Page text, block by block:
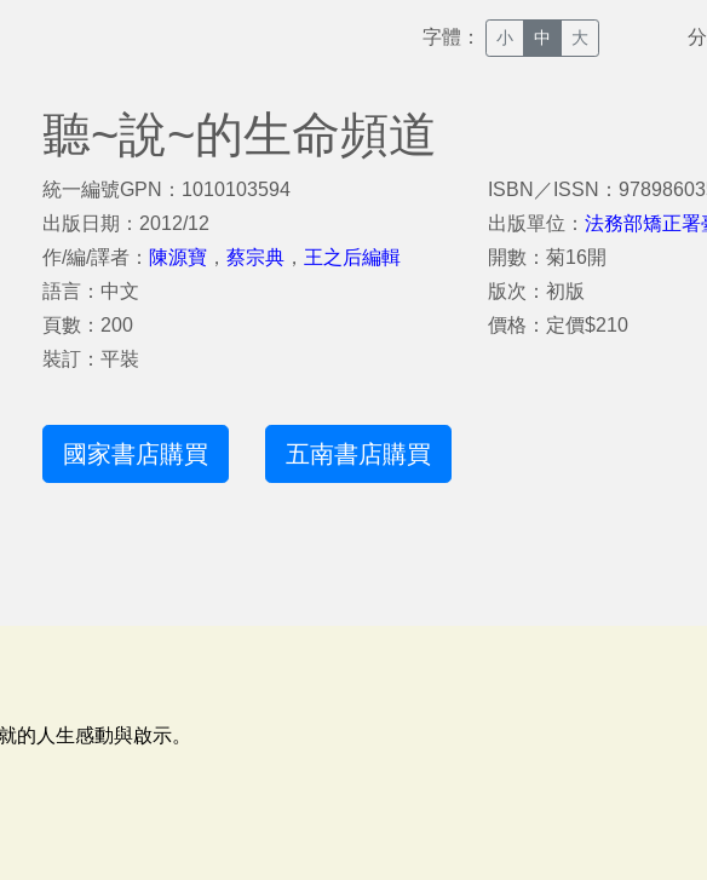
字體： 小 中 大
聽~說~的生命頻道
統一編號GPN：1010103594
出版日期：2012/12
作/編/譯者： 陳源寶 ， 蔡宗典 ， 王之后編輯
語言：中文
頁數：200
裝訂：平裝
ISBN／ISSN：
出版單位：法務部矯正署
開數：菊16開
版次：初版
價格：定價$210
國家書店購買 五南書店購買
的人生感動與啟示。